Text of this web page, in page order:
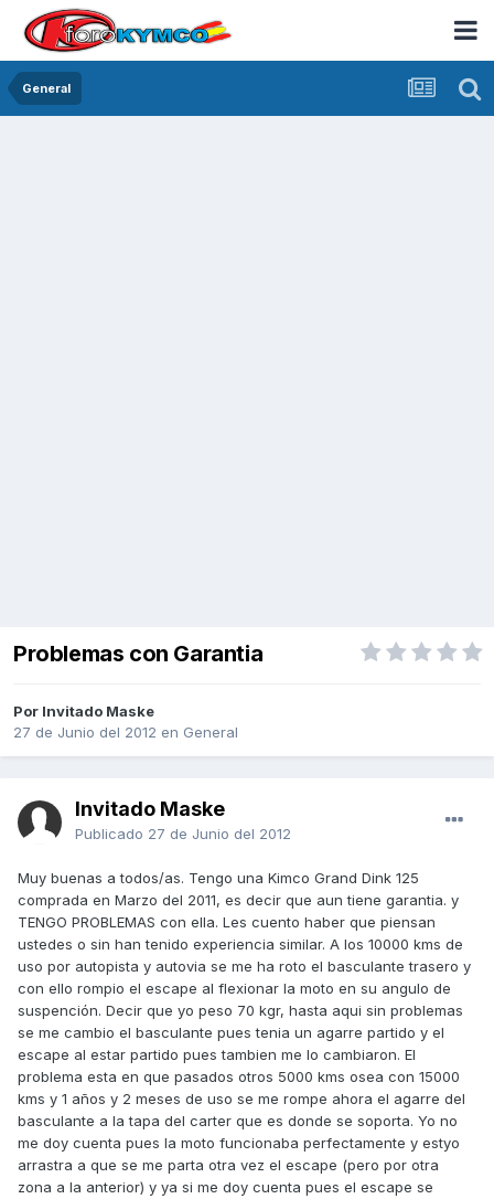
General
Problemas con Garantia
Por Invitado Maske
27 de Junio del 2012 en General
Invitado Maske
Publicado 27 de Junio del 2012
Muy buenas a todos/as. Tengo una Kimco Grand Dink 125
comprada en Marzo del 2011, es decir que aun tiene garantia. y
TENGO PROBLEMAS con ella. Les cuento haber que piensan
ustedes o sin han tenido experiencia similar. A los 10000 kms de
uso por autopista y autovia se me ha roto el basculante trasero y
con ello rompio el escape al flexionar la moto en su angulo de
suspención. Decir que yo peso 70 kgr, hasta aqui sin problemas
se me cambio el basculante pues tenia un agarre partido y el
escape al estar partido pues tambien me lo cambiaron. El
problema esta en que pasados otros 5000 kms osea con 15000
kms y 1 años y 2 meses de uso se me rompe ahora el agarre del
basculante a la tapa del carter que es donde se soporta. Yo no
me doy cuenta pues la moto funcionaba perfectamente y estyo
arrastra a que se me parta otra vez el escape (pero por otra
zona a la anterior) y ya si me doy cuenta pues el escape se